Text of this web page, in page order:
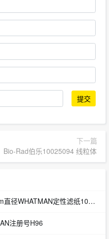
提交
下一篇
Bio-Rad伯乐10025094 线粒体
WHATMAN定性滤纸1004-110
注册号H96